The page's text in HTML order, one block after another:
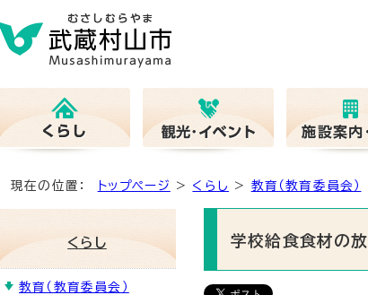
現在の位置： トップページ > くらし > 教育（教育委員会）
学校給食食材の
くらし
教育（教育委員会）